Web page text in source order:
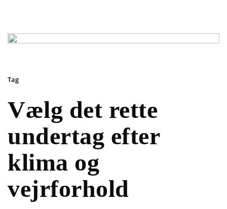
Vælg det rette
undertag efter
klima og
vejrforhold
Tag